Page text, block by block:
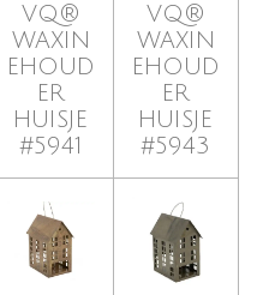
VQ®
WAXIN
EHOUD
ER
HUISJE
#5941
VQ®
WAXIN
EHOUD
ER
HUISJE
#5943